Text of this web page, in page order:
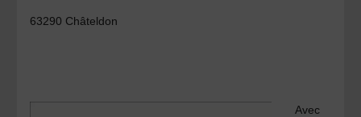
63290 Châteldon
Avec